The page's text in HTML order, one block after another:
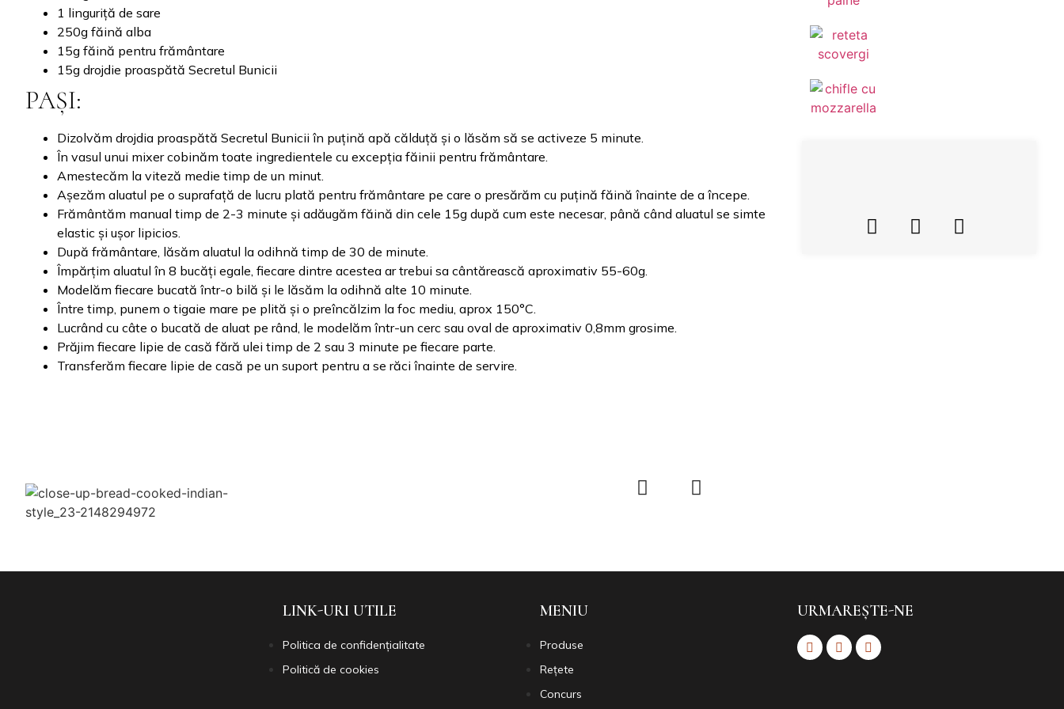
1 linguriță de sare
250g făină alba
15g făină pentru frământare
15g drojdie proaspătă Secretul Bunicii
PAȘI:
Dizolvăm drojdia proaspătă Secretul Bunicii în puțină apă călduță și o lăsăm să se activeze 5 minute.
În vasul unui mixer cobinăm toate ingredientele cu excepția făinii pentru frământare.
Amestecăm la viteză medie timp de un minut.
Așezăm aluatul pe o suprafață de lucru plată pentru frământare pe care o presărăm cu puțină făină înainte de a începe.
Frământăm manual timp de 2-3 minute și adăugăm făină din cele 15g după cum este necesar, până când aluatul se simte
elastic și ușor lipicios.
După frământare, lăsăm aluatul la odihnă timp de 30 de minute.
Împărțim aluatul în 8 bucăți egale, fiecare dintre acestea ar trebui sa cântărească aproximativ 55-60g.
Modelăm fiecare bucată într-o bilă și le lăsăm la odihnă alte 10 minute.
Între timp, punem o tigaie mare pe plită și o preîncălzim la foc mediu, aprox 150°C.
Lucrând cu câte o bucată de aluat pe rând, le modelăm într-un cerc sau oval de aproximativ 0,8mm grosime.
Prăjim fiecare lipie de casă fără ulei timp de 2 sau 3 minute pe fiecare parte.
Transferăm fiecare lipie de casă pe un suport pentru a se răci înainte de servire.
LINK-URI UTILE
Politica de confidențialitate
Politică de cookies
MENIU
Produse
Rețete
Concurs
URMAREȘTE-NE